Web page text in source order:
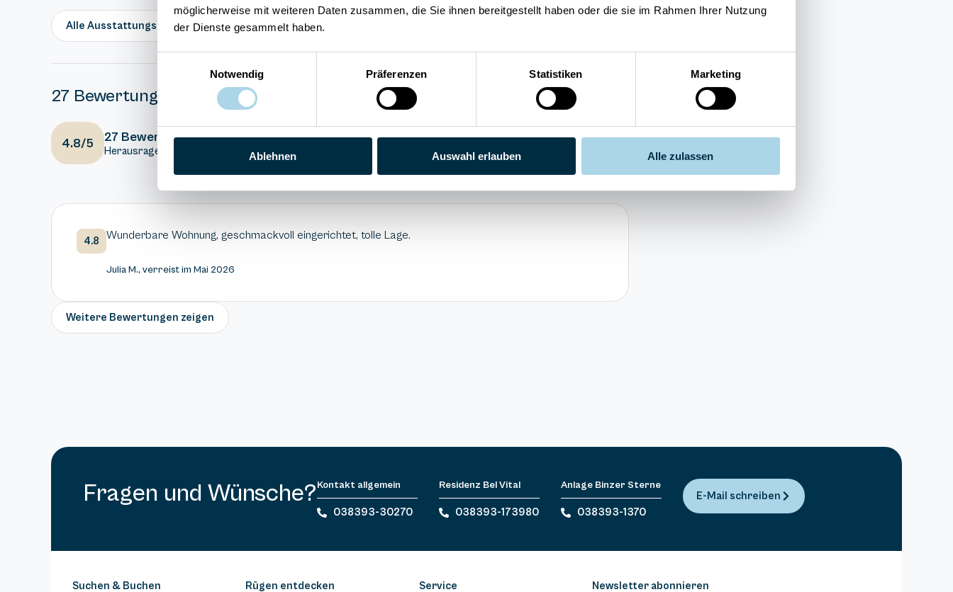
möglicherweise mit weiteren Daten zusammen, die Sie ihnen bereitgestellt haben oder die sie im Rahmen Ihrer Nutzung
der Dienste gesammelt haben.
Notwendig
Präferenzen Statistiken Marketing
Ablehnen Auswahl erlauben Alle zulassen
Alle Ausstattungsmerkmale anzeigen
27 Bewertungen
4.8/5 27 Bewertungen
Herausragend
4.5 Ausstattung 4 Preis/Leistung
Gesamteindruck 5 Weiterempfehlung
4.8 Wunderbare Wohnung, geschmackvoll eingerichtet, tolle Lage.
Julia M., verreist im Mai 2026
Weitere Bewertungen zeigen
Fragen und Wünsche?Kontakt allgemein
038393-30270
Residenz Bel Vital
038393-173980
Anlage Binzer Sterne
038393-1370
E-Mail schreiben
Suchen & Buchen Rügen entdecken Service Newsletter abonnieren